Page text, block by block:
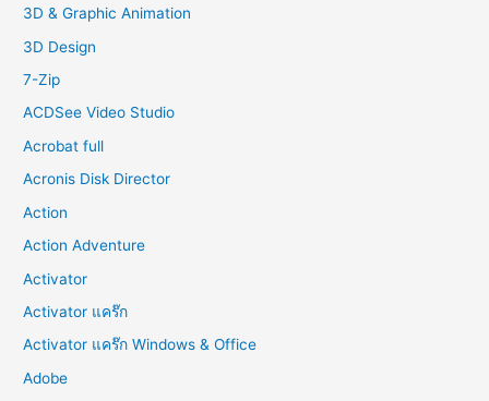
f
o
3D & Graphic Animation
3D Design
7-Zip
ACDSee Video Studio
Acrobat full
Acronis Disk Director
Action
Action Adventure
Activator
Activator แคร๊ก
Activator แคร๊ก Windows & Office
Adobe